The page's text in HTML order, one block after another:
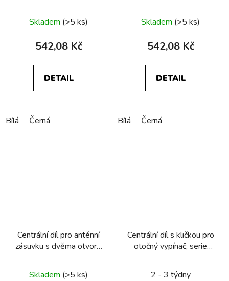
lesk
Skladem (>5 ks)
542,08 Kč
DETAIL
Bílá Černá
Skladem (>5 ks)
542,08 Kč
DETAIL
Bílá Černá
Centrální díl pro anténní
zásuvku s dvěma otvory,
Skladem (>5 ks)
Centrální díl s kličkou pro
otočný vypínač, serie
lesk
2 - 3 týdny